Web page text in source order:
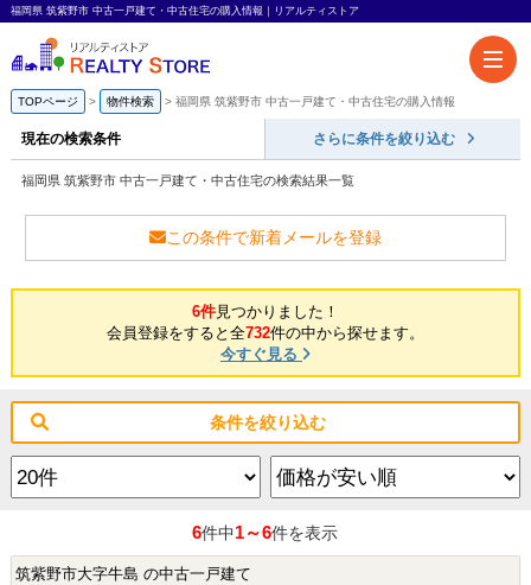
福岡県 筑紫野市 中古一戸建て・中古住宅の購入情報｜リアルティストア
TOPページ 物件検索 福岡県 筑紫野市 中古一戸建て・中古住宅の購入情報
現在の検索条件 さらに条件を絞り込む
福岡県 筑紫野市 中古一戸建て・中古住宅の検索結果一覧
この条件で新着メールを登録
6件見つかりました！
会員登録をすると全732件の中から探せます。
今すぐ見る
条件を絞り込む
6件中1～6件を表示
筑紫野市大字牛島 の中古一戸建て